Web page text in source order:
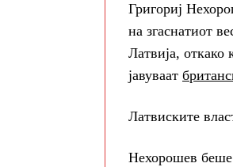
Григориј
на згаснатиот
Латвија, откако
јавуваат
Латвиските
Нехорошев беше